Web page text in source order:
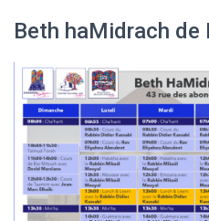
Beth haMidrach de